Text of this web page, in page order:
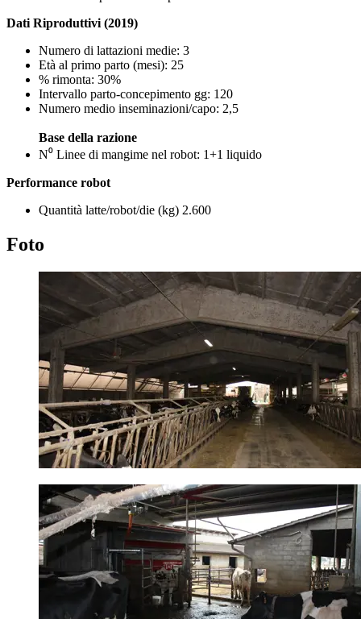
Dati Riproduttivi (2019)
Numero di lattazioni medie: 3
Età al primo parto (mesi): 25
% rimonta: 30%
Intervallo parto-concepimento gg: 120
Numero medio inseminazioni/capo: 2,5
Base della razione
N⁰ Linee di mangime nel robot: 1+1 liquido
Performance robot
Quantità latte/robot/die (kg) 2.600
Foto